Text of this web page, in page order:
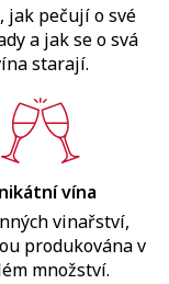
jak pečují o své
a jak se o svá
starají.
vína
vinařství,
produkována v
množství.